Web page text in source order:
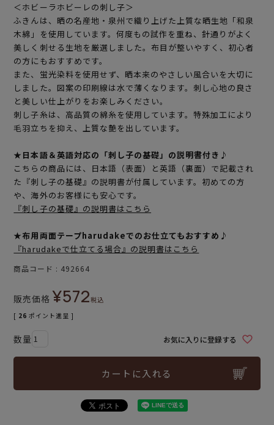
＜ホビーラホビーレの刺し子＞
ふきんは、晒の名産地・泉州で織り上げた上質な晒生地「和泉
木綿」を使用しています。何度もの試作を重ね、針通りがよく
美しく刺せる生地を厳選しました。布目が整いやすく、初心者
の方にもおすすめです。
また、蛍光染料を使用せず、晒本来のやさしい風合いを大切に
しました。図案の印刷線は水で薄くなります。刺し心地の良さ
と美しい仕上がりをお楽しみください。
刺し子糸は、高品質の綿糸を使用しています。特殊加工により
毛羽立ちを抑え、上質な艶を出しています。
★日本語＆英語対応の「刺し子の基礎」の説明書付き♪
こちらの商品には、日本語（表面）と英語（裏面）で記載され
た『刺し子の基礎』の説明書が付属しています。初めての方
や、海外のお客様にも安心です。
『刺し子の基礎』の説明書はこちら
★布用両面テープharudakeでのお仕立てもおすすめ♪
『harudakeで仕立てる場合』の説明書はこちら
商品コード 492664
販売価格 ¥572税込
[ 26 ポイント進呈 ]
お気に入りに登録する
カートに入れる